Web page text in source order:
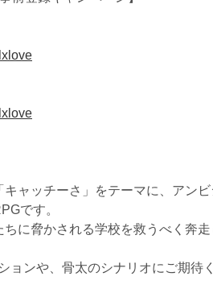
ャッチーさ」をテーマに、アンビ
です。
に脅かされる学校を救うべく奔走
ョンや、骨太のシナリオにご期待